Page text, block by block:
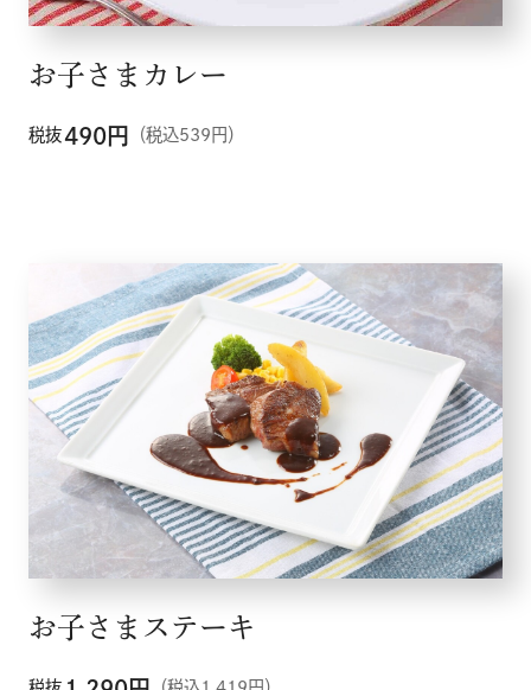
お子さまカレー
税抜490円 （税込539円）
お子さまステーキ